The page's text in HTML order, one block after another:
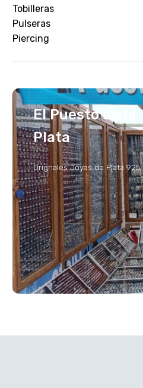
Tobilleras
Pulseras
Piercing
El Puesto de la
Plata
Orignales Joyas de Plata 925